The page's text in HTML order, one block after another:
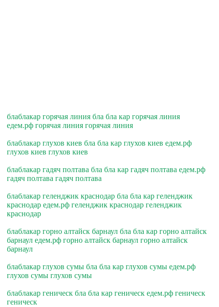
блаблакар горячая линия бла бла кар горячая линия
едем.рф горячая линия горячая линия
блаблакар глухов киев бла бла кар глухов киев едем.рф
глухов киев глухов киев
блаблакар гадяч полтава бла бла кар гадяч полтава едем.рф
гадяч полтава гадяч полтава
блаблакар геленджик краснодар бла бла кар геленджик
краснодар едем.рф геленджик краснодар геленджик
краснодар
блаблакар горно алтайск барнаул бла бла кар горно алтайск
барнаул едем.рф горно алтайск барнаул горно алтайск
барнаул
блаблакар глухов сумы бла бла кар глухов сумы едем.рф
глухов сумы глухов сумы
блаблакар геническ бла бла кар геническ едем.рф геническ
геническ